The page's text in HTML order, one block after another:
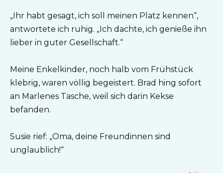
„Ihr habt gesagt, ich soll meinen Platz kennen“,
antwortete ich ruhig. „Ich dachte, ich genieße ihn
lieber in guter Gesellschaft.“
Meine Enkelkinder, noch halb vom Frühstück
klebrig, waren völlig begeistert. Brad hing sofort
an Marlenes Tasche, weil sich darin Kekse
befanden.
Susie rief: „Oma, deine Freundinnen sind
unglaublich!“